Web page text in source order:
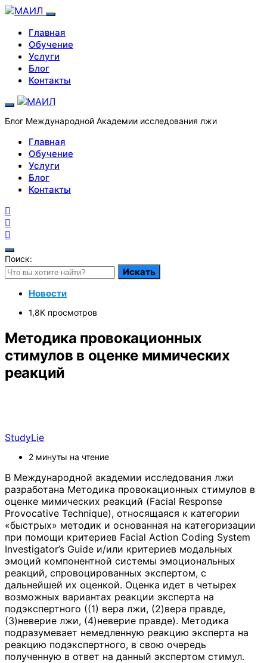
Главная
Обучение
Услуги
Блог
Контакты
Блог Международной Академии исследования лжи
Главная
Обучение
Услуги
Блог
Контакты
Поиск:
Искать
Новости
1,8K просмотров
Методика провокационных
стимулов в оценке мимических
реакций
StudyLie
2 минуты на чтение
В Международной академии исследования лжи
разработана Методика провокационных стимулов в
оценке мимических реакций (Facial Response
Provocative Technique), относящаяся к категории
«быстрых» методик и основанная на категоризации
при помощи критериев Facial Action Coding System
Investigator’s Guide и/или критериев модальных
эмоций компонентной системы эмоциональных
реакций, спровоцированных экспертом, с
дальнейшей их оценкой. Оценка идет в четырех
возможных вариантах реакции эксперта на
подэкспертного ((1) вера лжи, (2)вера правде,
(3)неверие лжи, (4)неверие правде). Методика
подразумевает немедленную реакцию эксперта на
реакцию подэкспертного, в свою очередь
полученную в ответ на данный экспертом стимул.